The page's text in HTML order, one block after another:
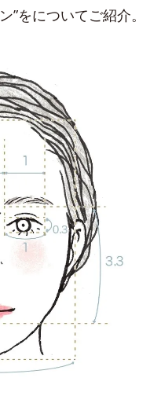
”をについてご紹介。